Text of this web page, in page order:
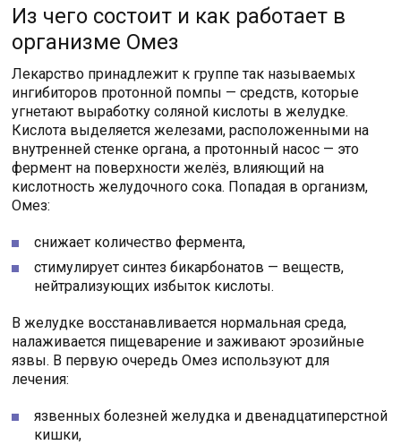
Из чего состоит и как работает в
организме Омез
Лекарство принадлежит к группе так называемых
ингибиторов протонной помпы — средств, которые
угнетают выработку соляной кислоты в желудке.
Кислота выделяется железами, расположенными на
внутренней стенке органа, а протонный насос — это
фермент на поверхности желёз, влияющий на
кислотность желудочного сока. Попадая в организм,
Омез:
снижает количество фермента,
стимулирует синтез бикарбонатов — веществ,
нейтрализующих избыток кислоты.
В желудке восстанавливается нормальная среда,
налаживается пищеварение и заживают эрозийные
язвы. В первую очередь Омез используют для
лечения:
язвенных болезней желудка и двенадцатиперстной
кишки,